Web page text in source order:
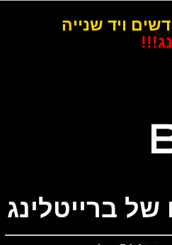
ויד שנייה
ברייטלינג